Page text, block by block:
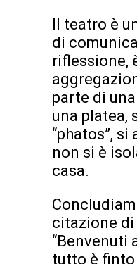
Il teatro è
di
riflessione,
parte di
una platea,
“phatos”,
non si è
casa.
citazione
“Benvenuti
tutto è finto